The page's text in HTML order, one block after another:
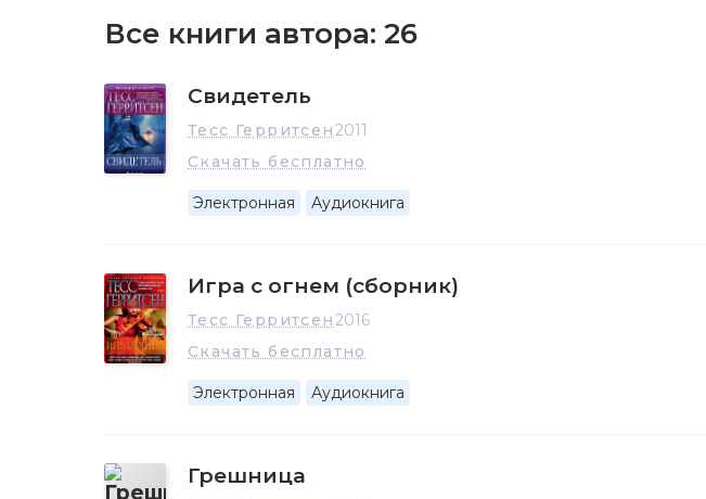
Все книги автора: 26
Свидетель
Тесс Герритсен2011
Скачать бесплатно
Электронная Аудиокнига
Игра с огнем (сборник)
Тесс Герритсен2016
Скачать бесплатно
Электронная Аудиокнига
Грешница